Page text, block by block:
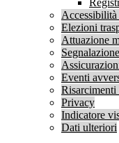
Accessibilità
Elezioni
Attuazione
Eventi
Risarcimenti
Privacy
Indicatore
Dati ulteriori